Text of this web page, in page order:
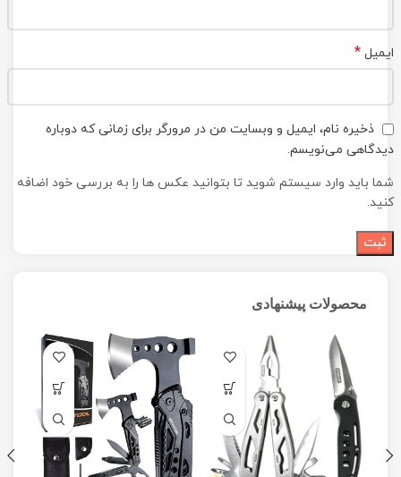
ایمیل *
ذخیره نام، ایمیل و وبسایت من در مرورگر برای زمانی که دوباره
دیدگاهی می‌نویسم.
شما باید وارد سیستم شوید تا بتوانید عکس ها را به بررسی خود اضافه
کنید.
محصولات پیشنهادی